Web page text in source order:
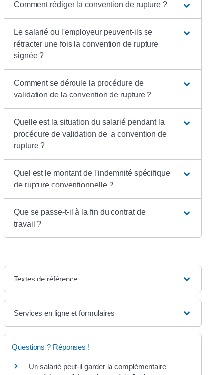
Comment rédiger la convention de rupture ?
Le salarié ou l'employeur peuvent-ils se
rétracter une fois la convention de rupture
signée ?
Comment se déroule la procédure de
validation de la convention de rupture ?
Quelle est la situation du salarié pendant la
procédure de validation de la convention de
rupture ?
Quel est le montant de l'indemnité spécifique
de rupture conventionnelle ?
Que se passe-t-il à la fin du contrat de
travail ?
Textes de référence
Services en ligne et formulaires
Questions ? Réponses !
Un salarié peut-il garder la complémentaire